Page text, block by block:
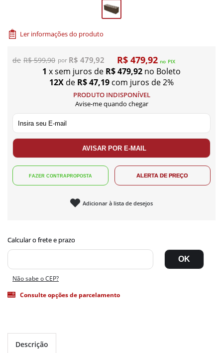
Ler informações do produto
R$ 599,90 R$ 479,92 R$ 479,92 no PIX
1 x sem juros de R$ 479,92 no Boleto
12X de R$ 47,19 com juros de 2%
PRODUTO INDISPONÍVEL
Avise-me quando chegar
Adicionar à lista de desejos
Não sabe o CEP?
Consulte opções de parcelamento
Descrição